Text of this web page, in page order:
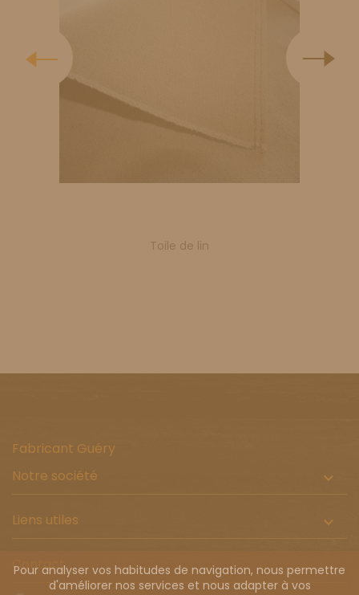
Pour analyser vos habitudes de navigation, nous permettre
d'améliorer nos services et nous adapter à vos
Toile de lin
Fabricant Guéry
Notre société

Liens utiles 
Contact